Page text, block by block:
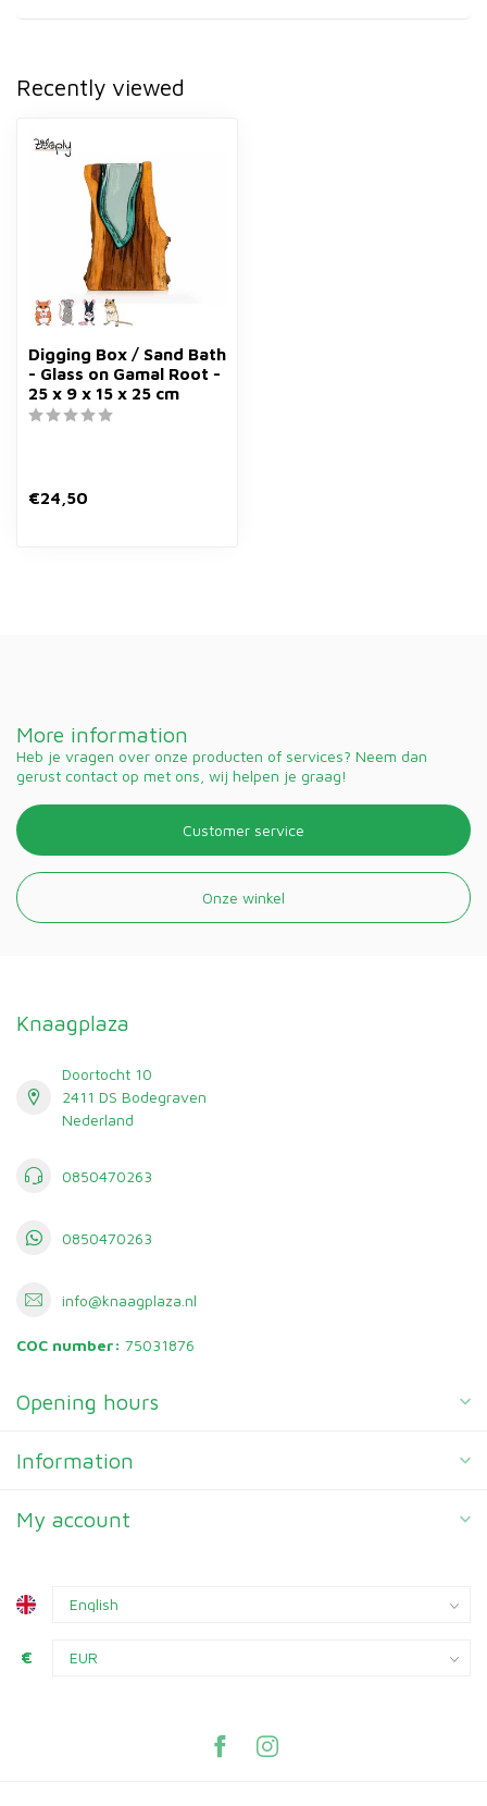
Recently viewed
Digging Box / Sand Bath
- Glass on Gamal Root -
25 x 9 x 15 x 25 cm
€24,50
More information
Heb je vragen over onze producten of services? Neem dan
gerust contact op met ons, wij helpen je graag!
Customer service
Onze winkel
Knaagplaza
Doortocht 10
2411 DS Bodegraven
Nederland
0850470263
0850470263
info@knaagplaza.nl
COC number: 75031876
Opening hours
Information
My account
€